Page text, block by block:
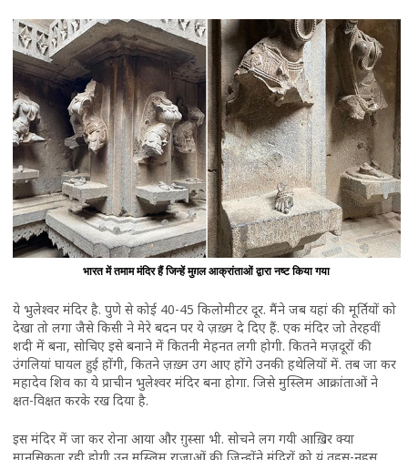
भारत में तमाम मंदिर हैं जिन्हें मुग़ल आक्रांताओं द्वारा नष्ट किया गया
ये भुलेश्वर मंदिर है. पुणे से कोई 40-45 किलोमीटर दूर. मैंने जब यहां की मूर्तियों को
देखा तो लगा जैसे किसी ने मेरे बदन पर ये ज़ख़्म दे दिए हैं. एक मंदिर जो तेरहवीं
शदी में बना, सोचिए इसे बनाने में कितनी मेहनत लगी होगी. कितने मज़दूरों की
उंगलियां घायल हुई होंगी, कितने ज़ख़्म उग आए होंगे उनकी हथेलियों में. तब जा कर
महादेव शिव का ये प्राचीन भुलेश्वर मंदिर बना होगा. जिसे मुस्लिम आक्रांताओं ने
क्षत-विक्षत करके रख दिया है.
इस मंदिर में जा कर रोना आया और ग़ुस्सा भी. सोचने लग गयी आख़िर क्या